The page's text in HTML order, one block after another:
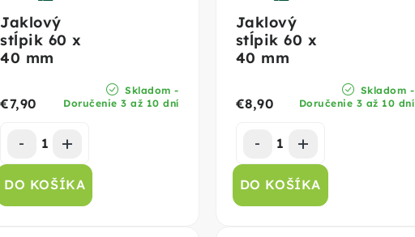
Jaklový
stĺpik 60 x
40 mm
Skladom -
Doručenie 3 až 10 dní
€7,90
DO KOŠÍKA
Jaklový
stĺpik 60 x
40 mm
Skladom -
Doručenie 3 až 10 dní
€8,90
DO KOŠÍKA